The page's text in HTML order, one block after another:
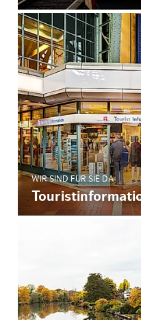
WIR SIND FÜR SIE DA